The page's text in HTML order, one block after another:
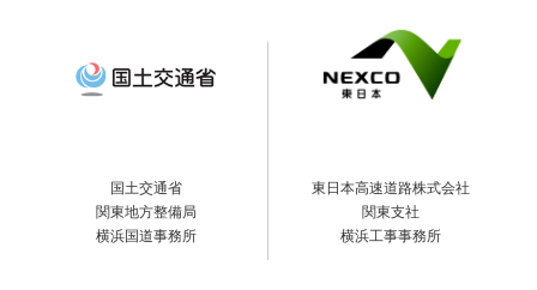
国土交通省
関東地方整備局
横浜国道事務所
東日本高速道路株式会社
関東支社
横浜工事事務所